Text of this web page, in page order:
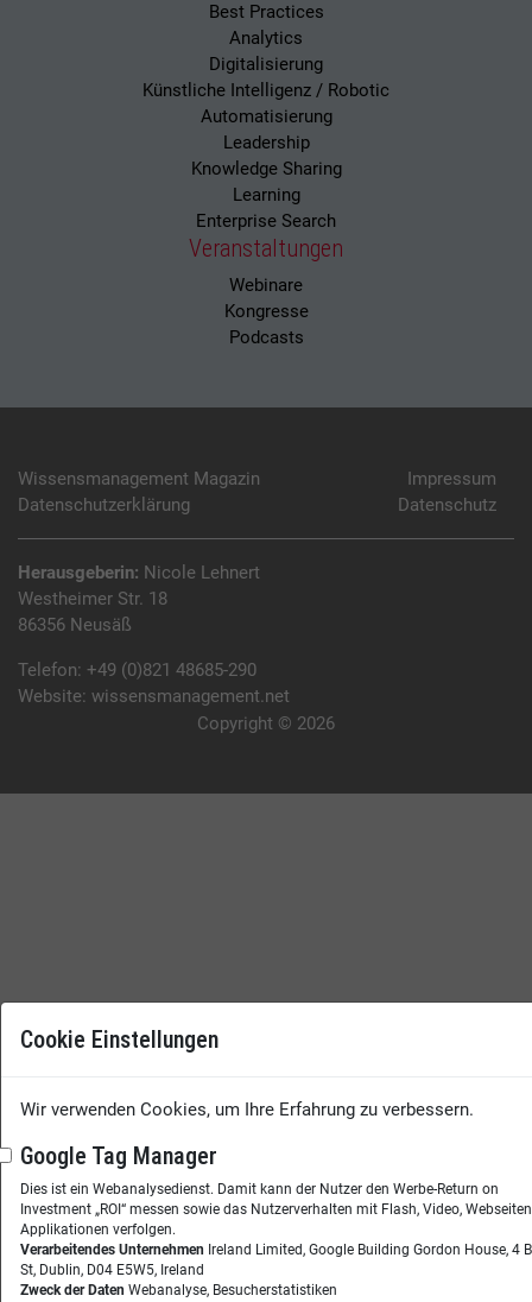
Best Practices
Analytics
Digitalisierung
Künstliche Intelligenz / Robotic
Automatisierung
Leadership
Knowledge Sharing
Learning
Enterprise Search
Veranstaltungen
Webinare
Kongresse
Podcasts
Wissensmanagement Magazin
Impressum
Datenschutzerklärung
Datenschutz
Herausgeberin: Nicole Lehnert
Westheimer Str. 18
86356 Neusäß
Telefon: +49 (0)821 48685-290
Website: wissensmanagement.net
Copyright © 2026
Cookie Einstellungen
Wir verwenden Cookies, um Ihre Erfahrung zu verbessern.
Google Tag Manager
Dies ist ein Webanalysedienst. Damit kann der Nutzer den Werbe-Return on
Investment „ROI“ messen sowie das Nutzerverhalten mit Flash, Video,
Applikationen verfolgen.
Verarbeitendes Unternehmen Ireland Limited, Google Building Gordon House, 4
St, Dublin, D04 E5W5, Ireland
Zweck der Daten Webanalyse, Besucherstatistiken